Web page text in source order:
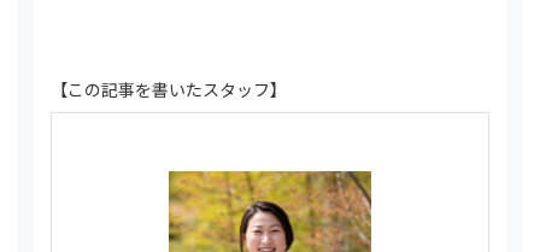
【この記事を書いたスタッフ】